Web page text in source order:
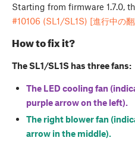
Starting from firmware 1.7.0,
#10106 (SL1/SL1S) [進行中の
How to fix it?
The SL1/SL1S has three fans:
The LED cooling fan
purple arrow on the left).
The right blower fan
arrow in the middle).